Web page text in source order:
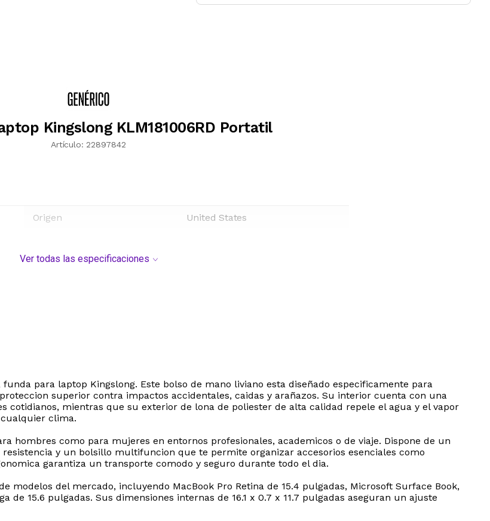
Kingslong KLM181006RD Portatil
Artículo: 22897842
Origen United States
Ver todas las especificaciones
para laptop Kingslong. Este bolso de mano liviano esta diseñado especificamente para
superior contra impactos accidentales, caidas y arañazos. Su interior cuenta con una
cotidianos, mientras que su exterior de lona de poliester de alta calidad repele el agua y el vapor
clima.
hombres como para mujeres en entornos profesionales, academicos o de viaje. Dispone de un
y un bolsillo multifuncion que te permite organizar accesorios esenciales como
garantiza un transporte comodo y seguro durante todo el dia.
del mercado, incluyendo MacBook Pro Retina de 15.4 pulgadas, Microsoft Surface Book,
de 15.6 pulgadas. Sus dimensiones internas de 16.1 x 0.7 x 11.7 pulgadas aseguran un ajuste